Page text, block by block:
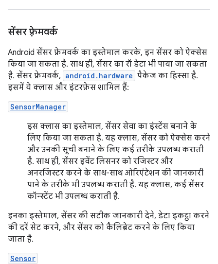
सेंसर फ़्रेमवर्क
Android सेंसर फ़्रेमवर्क का इस्तेमाल करके, इन सेंसर को ऐक्सेस
किया जा सकता है. साथ ही, सेंसर का रॉ डेटा भी पाया जा सकता
है. सेंसर फ़्रेमवर्क, android.hardware पैकेज का हिस्सा है.
इसमें ये क्लास और इंटरफ़ेस शामिल हैं:
SensorManager
इस क्लास का इस्तेमाल, सेंसर सेवा का इंस्टेंस बनाने के
लिए किया जा सकता है. यह क्लास, सेंसर को ऐक्सेस करने
और उनकी सूची बनाने के लिए कई तरीके उपलब्ध कराती
है. साथ ही, सेंसर इवेंट लिसनर को रजिस्टर और
अनरजिस्टर करने के साथ-साथ ओरिएंटेशन की जानकारी
पाने के तरीके भी उपलब्ध कराती है. यह क्लास, कई सेंसर
कॉन्स्टेंट भी उपलब्ध कराती है.
इनका इस्तेमाल, सेंसर की सटीक जानकारी देने, डेटा इकट्ठा करने
की दरें सेट करने, और सेंसर को कैलिब्रेट करने के लिए किया
जाता है.
Sensor